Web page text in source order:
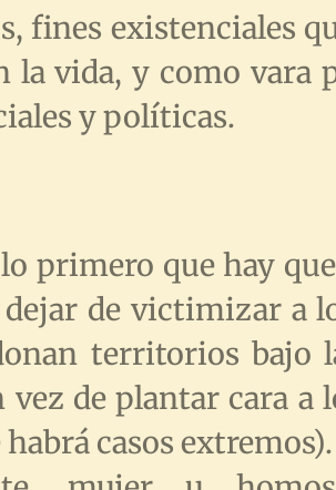
fines existenciales
la vida, y como vara
y políticas.
primero que hay
de victimizar a
territorios bajo
de plantar cara a
casos